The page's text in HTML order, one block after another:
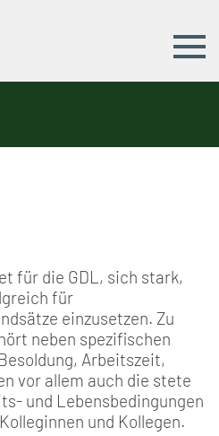
für die GDL, sich stark,
für
einzusetzen. Zu
neben spezifischen
Arbeitszeit,
vor allem auch die stete
und Lebensbedingungen
und Kollegen.